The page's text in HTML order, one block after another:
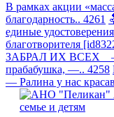
В рамках акции
благодарность.. 4261
единые
благотворителя
ЗАБРАЛ ИХ ВСЕХ —
прабабушка, —.. 4258
— Ралина у нас
семье и детям